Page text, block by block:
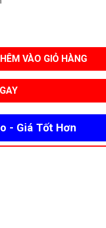
số lượng
VÀO GIỎ HÀNG
- Giá Tốt Hơn